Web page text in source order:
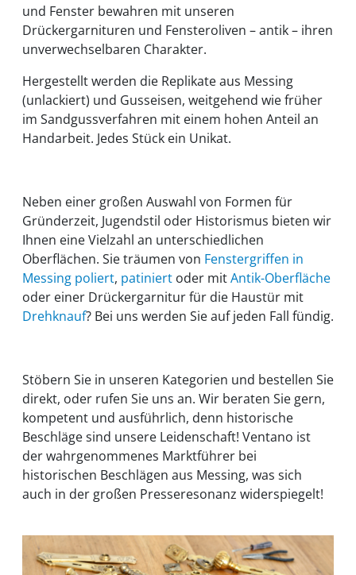
und Fenster bewahren mit unseren
Drückergarnituren und Fensteroliven – antik – ihren
unverwechselbaren Charakter.
Hergestellt werden die Replikate aus Messing
(unlackiert) und Gusseisen, weitgehend wie früher
im Sandgussverfahren mit einem hohen Anteil an
Handarbeit. Jedes Stück ein Unikat.
Neben einer großen Auswahl von Formen für
Gründerzeit, Jugendstil oder Historismus bieten wir
Ihnen eine Vielzahl an unterschiedlichen
Oberflächen. Sie träumen von Fenstergriffen in
Messing poliert, patiniert oder mitAntik-Oberfläche
oder einer Drückergarnitur für die Haustür mit
Drehknauf? Bei uns werden Sie auf jeden Fall fündig.
Stöbern Sie in unseren Kategorien und bestellen Sie
direkt, oder rufen Sie uns an. Wir beraten Sie gern,
kompetent und ausführlich, denn historische
Beschläge sind unsere Leidenschaft! Ventano ist
der wahrgenommenes Marktführer bei
historischen Beschlägen aus Messing, was sich
auch in der großen Presseresonanz widerspiegelt!